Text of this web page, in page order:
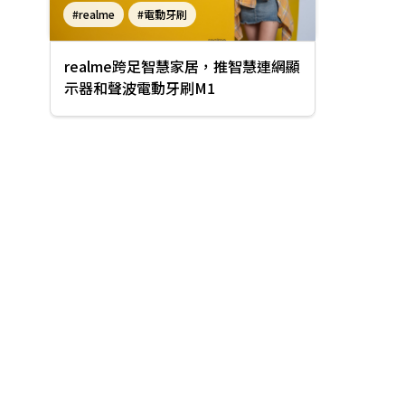
#realme
#電動牙刷
#智慧連網顯示器
realme跨足智慧家居，推智慧連網顯
示器和聲波電動牙刷M1